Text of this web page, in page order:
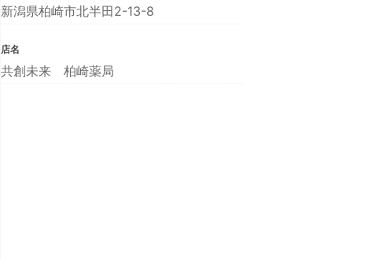
新潟県柏崎市北半田2-13-8
店名
共創未来 柏崎薬局